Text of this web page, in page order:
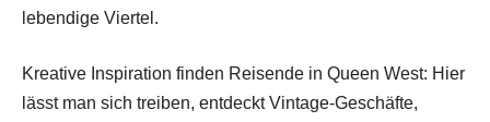
lebendige Viertel.
Kreative Inspiration finden Reisende in Queen West: Hier
lässt man sich treiben, entdeckt Vintage-Geschäfte,